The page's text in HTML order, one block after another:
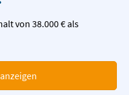
von 38.000 € als